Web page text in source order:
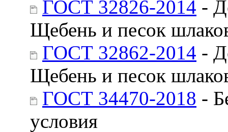
ГОСТ 32826-2014 -
Щебень и песок
ГОСТ 32862-2014 -
Щебень и песок
ГОСТ 34470-2018 -
условия